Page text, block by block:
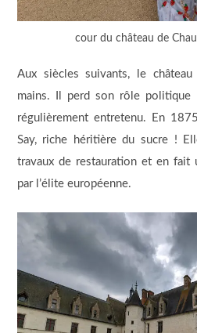
cour du château de
Aux siècles suivants, le
mains. Il perd son rôle politique
régulièrement entretenu. En
Say, riche héritière du sucre !
travaux de restauration et en fait
par l’élite européenne.